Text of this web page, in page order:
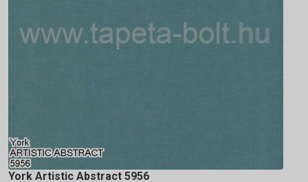
York Artistic Abstract 5956